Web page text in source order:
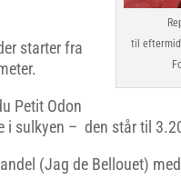
til
starter fra
Petit Odon
i sulkyen – den står til
(Jag de Bellouet)